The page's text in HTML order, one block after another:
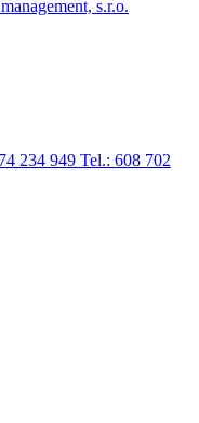
s.r.o.
234 949 Tel.: 608 702